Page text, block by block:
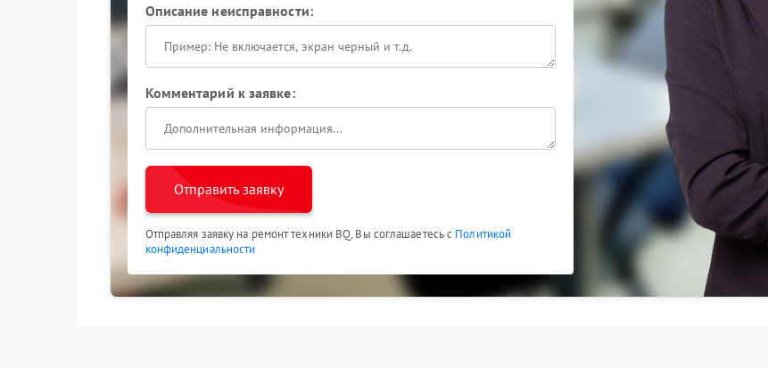
Описание неисправности:
Комментарий к заявке:
Отправить заявку
Отправляя заявку на ремонт техники BQ, Вы соглашаетесь с Политикой
конфиденциальности